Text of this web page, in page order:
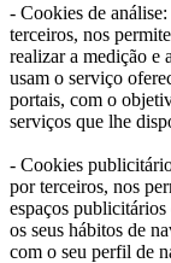
- Cookies de
terceiros, nos
realizar a medição e
usam o serviço
portais, com o
serviços que lhe
- Cookies
por terceiros, nos
espaços
os seus hábitos de
com o seu perfil de